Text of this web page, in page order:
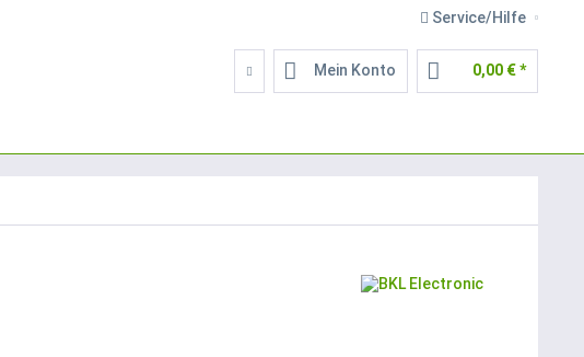
Service/Hilfe
Mein Konto 0,00 € *